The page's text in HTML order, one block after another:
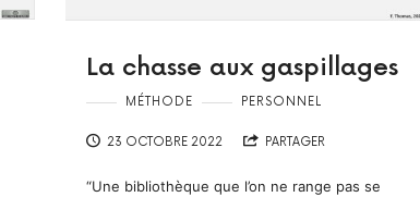
La chasse aux gaspillages
MÉTHODE PERSONNEL
23 OCTOBRE 2022 PARTAGER
“Une bibliothèque que l’on ne range pas se